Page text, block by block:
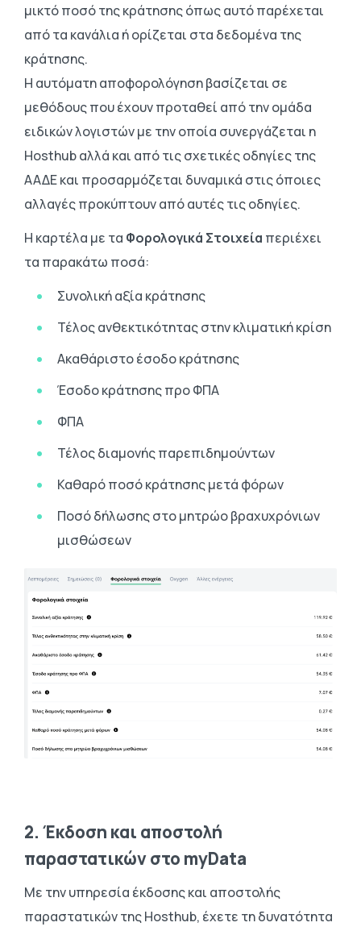
μικτό ποσό της κράτησης όπως αυτό παρέχεται
από τα κανάλια ή ορίζεται στα δεδομένα της
κράτησης.
Η αυτόματη αποφορολόγηση βασίζεται σε
μεθόδους που έχουν προταθεί από την ομάδα
ειδικών λογιστών με την οποία συνεργάζεται η
Hosthub αλλά και από τις σχετικές οδηγίες της
ΑΑΔΕ και προσαρμόζεται δυναμικά στις όποιες
αλλαγές προκύπτουν από αυτές τις οδηγίες.
Η καρτέλα με τα Φορολογικά Στοιχεία περιέχει
τα παρακάτω ποσά:
Συνολική αξία κράτησης
Τέλος ανθεκτικότητας στην κλιματική κρίση
Ακαθάριστο έσοδο κράτησης
Έσοδο κράτησης προ ΦΠΑ
ΦΠΑ
Τέλος διαμονής παρεπιδημούντων
Καθαρό ποσό κράτησης μετά φόρων
Ποσό δήλωσης στο μητρώο βραχυχρόνιων
μισθώσεων
2. Έκδοση και αποστολή
παραστατικών στο myData
Με την υπηρεσία έκδοσης και αποστολής
παραστατικών της Ηοsthub, έχετε τη δυνατότητα